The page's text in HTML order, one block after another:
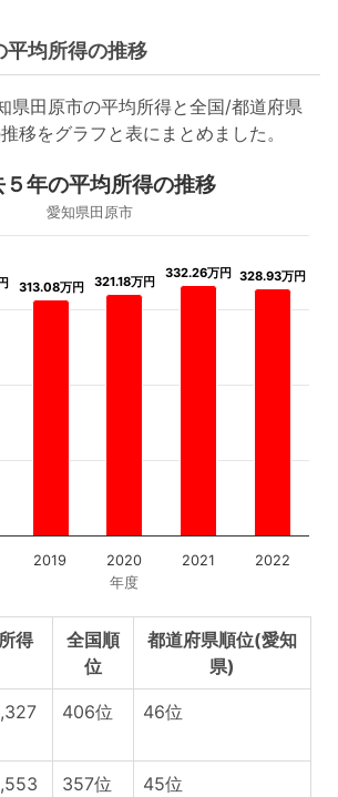
平均所得の推移
県田原市の平均所得と全国/都道府県
移をグラフと表にまとめました。
年度
５年の平均所得の推移
愛知県田原市
313.08万円
313.08万円 321.18万円
321.18万円
332.26万円
332.26万円 328.93万円
328.93万円
2019 2020 2021 2022
得
全国順
位
都道府県順位(愛知
県)
406位 46位
357位 45位